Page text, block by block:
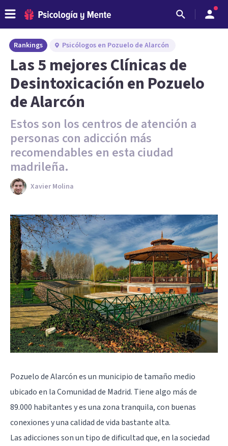
Rankings Psicólogos en Pozuelo de Alarcón
Las 5 mejores Clínicas de
Desintoxicación en Pozuelo
de Alarcón
Estos son los centros de atención a
personas con adicción más
recomendables en esta ciudad
madrileña.
Xavier Molina
Pozuelo de Alarcón es un municipio de tamaño medio
ubicado en la Comunidad de Madrid. Tiene algo más de
89.000 habitantes y es una zona tranquila, con buenas
conexiones y una calidad de vida bastante alta.
Las adicciones son un tipo de dificultad que, en la sociedad